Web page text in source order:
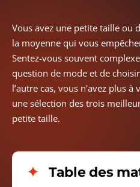
Vous avez une petite taille ou
la moyenne qui vous
Sentez-vous souvent
question de mode et de
l’autre cas, vous n’avez plus
une sélection des trois
petite taille.
Table des